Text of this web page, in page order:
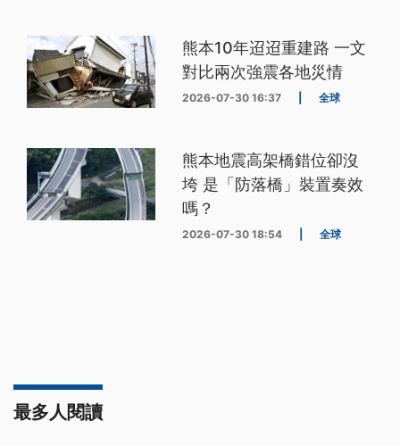
熊本10年迢迢重建路 一文
對比兩次強震各地災情
2026-07-30 16:37 全球
熊本地震高架橋錯位卻沒
垮 是「防落橋」裝置奏效
嗎？
2026-07-30 18:54 全球
最多人閱讀